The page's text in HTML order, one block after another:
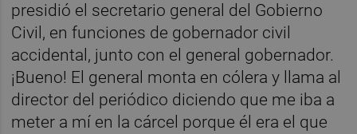
presidió el secretario general del Gobierno
Civil, en funciones de gobernador civil
accidental, junto con el general gobernador.
¡Bueno! El general monta en cólera y llama al
director del periódico diciendo que me iba a
meter a mí en la cárcel porque él era el que